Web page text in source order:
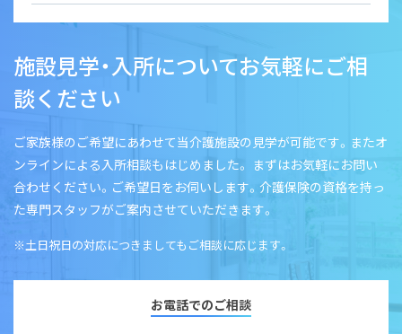
施設見学・入所についてお気軽にご相
談ください
ご家族様のご希望にあわせて当介護施設の見学が可能です。またオ
ンラインによる入所相談もはじめました。 まずはお気軽にお問い
合わせください。ご希望日をお伺いします。介護保険の資格を持っ
た専門スタッフがご案内させていただきます。
※土日祝日の対応につきましてもご相談に応じます。
お電話でのご相談